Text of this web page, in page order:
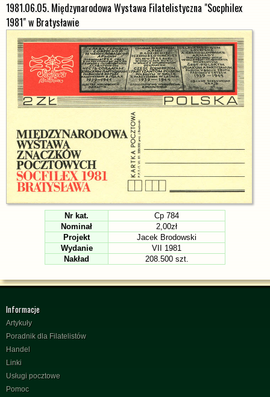
1981.06.05. Międzynarodowa Wystawa Filatelistyczna "Socphilex
1981" w Bratysławie
Nr kat.
Cp 784
Nominał
2,00zł
Projekt
Jacek Brodowski
Wydanie
VII 1981
Nakład
208.500 szt.
Informacje
Artykuły
Poradnik dla Filatelistów
Handel
Linki
Usługi pocztowe
Pomoc